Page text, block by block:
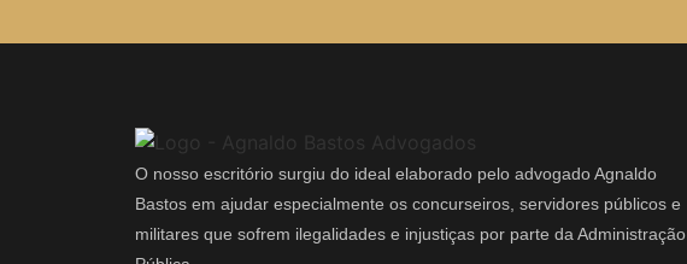
O nosso escritório surgiu do ideal elaborado pelo advogado Agnaldo
Bastos em ajudar especialmente os concurseiros, servidores públicos e
militares que sofrem ilegalidades e injustiças por parte da Administração